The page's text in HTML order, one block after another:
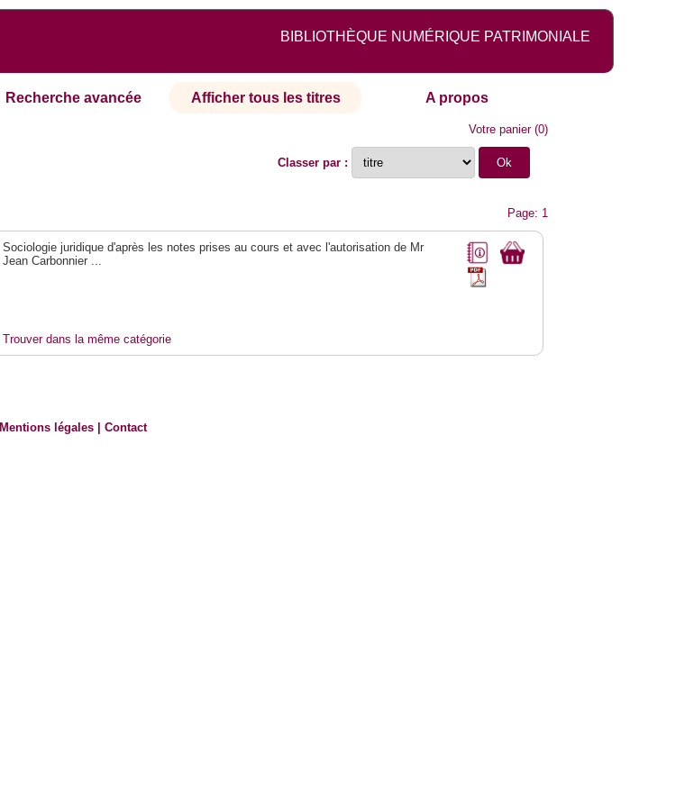
BIBLIOTHÈQUE NUMÉRIQUE PATRIMONIALE
Recherche avancée Afficher tous les titres A propos
Votre panier(0)
Classer par :
Page: 1
Sociologie juridique d'après les notes prises au cours et avec l'autorisation de Mr
Jean Carbonnier ...
Trouver dans la même catégorie
Mentions légales |Contact